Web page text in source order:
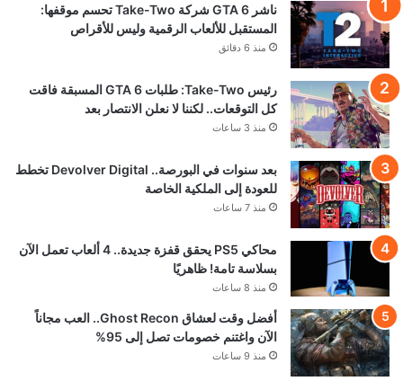
ناشر GTA 6 شركة Take-Two تحسم موقفها:
المستقبل للألعاب الرقمية وليس للأقراص
منذ 6 دقائق
رئيس Take-Two: طلبات GTA 6 المسبقة فاقت
كل التوقعات.. لكننا لا نعلن الانتصار بعد
منذ 3 ساعات
بعد سنوات في البورصة.. Devolver Digital تخطط
للعودة إلى الملكية الخاصة
منذ 7 ساعات
محاكي PS5 يحقق قفزة جديدة.. 4 ألعاب تعمل الآن
بسلاسة تامة! ظاهريًا
منذ 8 ساعات
أفضل وقت لعشاق Ghost Recon.. العب مجاناً
الآن واغتنم خصومات تصل إلى 95%
منذ 9 ساعات